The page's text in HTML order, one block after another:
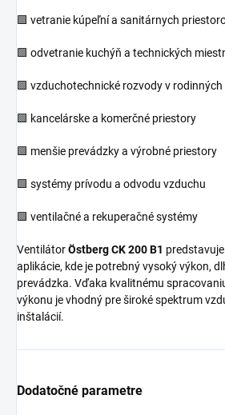
🟩 vetranie kúpeľní a sanitárnych
🟩 odvetranie kuchýň a technických
🟩 vzduchotechnické rozvody v
🟩 kancelárske a komerčné priestory
🟩 menšie prevádzky a výrobné priestory
🟩 systémy prívodu a odvodu vzduchu
🟩 ventilačné a rekuperačné systémy
VentilátorÖstberg CK 200 B1
aplikácie, kde je potrebný vysoký výkon,
prevádzka. Vďaka kvalitnému
výkonu je vhodný pre široké spektrum
inštalácií.
Dodatočné parametre